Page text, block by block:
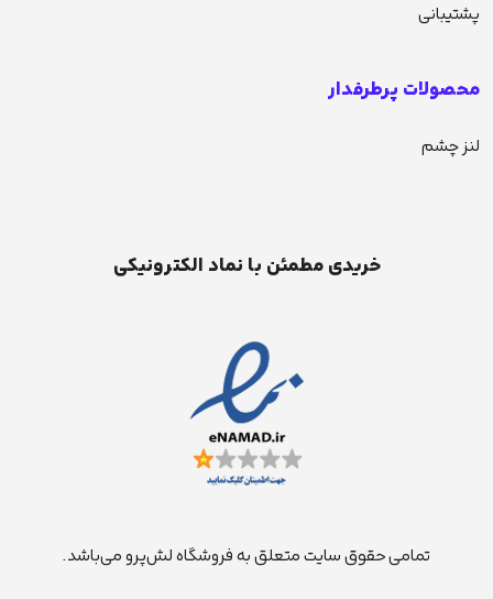
پشتیبانی
محصولات پرطرفدار
لنز چشم
خریدی مطمئن با نماد الکترونیکی
تمامی حقوق سایت متعلق به فروشگاه لش‌پرو می‌باشد.